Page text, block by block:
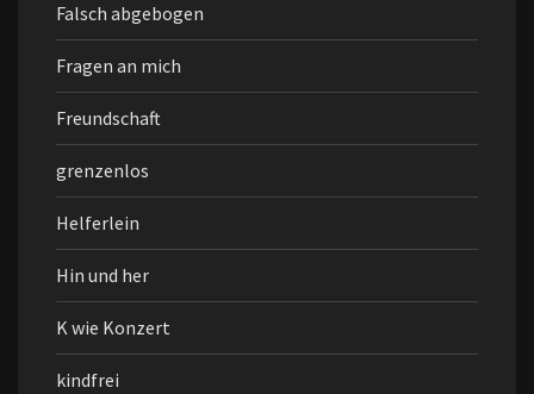
Falsch abgebogen
Fragen an mich
Freundschaft
grenzenlos
Helferlein
Hin und her
K wie Konzert
kindfrei